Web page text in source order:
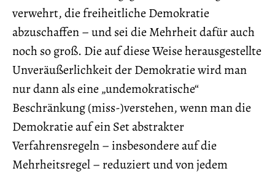
verwehrt, die freiheitliche Demokratie
abzuschaffen – und sei die Mehrheit dafür auch
noch so groß. Die auf diese Weise herausgestellte
Unveräußerlichkeit der Demokratie wird man
nur dann als eine „undemokratische“
Beschränkung (miss-)verstehen, wenn man die
Demokratie auf ein Set abstrakter
Verfahrensregeln – insbesondere auf die
Mehrheitsregel – reduziert und von jedem